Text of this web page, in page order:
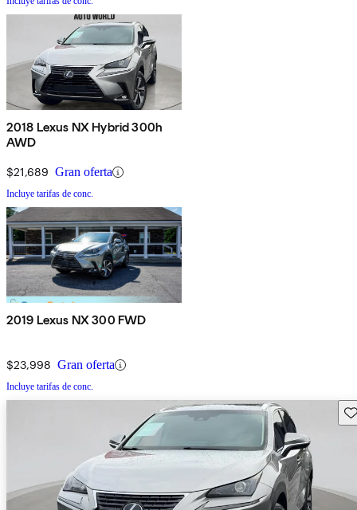
2018 Lexus NX Hybrid 300h
AWD
$21,689 Gran oferta
Incluye tarifas de conc.
2019 Lexus NX 300 FWD
$23,998 Gran oferta
Incluye tarifas de conc.